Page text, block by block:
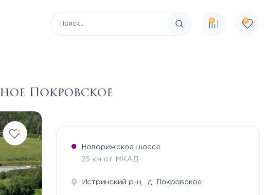
Поиск по сайту
0 0
Покровское
Новорижское шоссе
25 км от МКАД
Истринский р-н , д. Покровское